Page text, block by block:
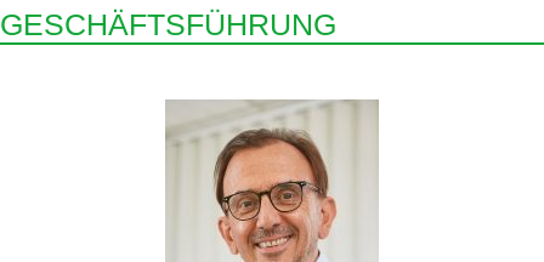
GESCHÄFTSFÜHRUNG